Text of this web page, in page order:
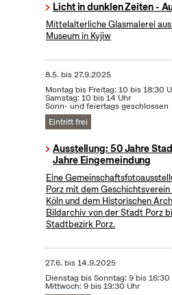
Licht in dunklen Zeiten -
Mittelalterliche Glasmalerei
Museum in Kyjiw
8.5. bis27.9.2025
Montag bis Freitag: 10 bis 18:30
Samstag: 10 bis 14 Uhr
Sonn- und feiertags geschlossen
Eintritt frei
Ausstellung: 50 Jahre
Jahre Eingemeindung
Eine
Porz mit dem
Köln und dem Historischen
Bildarchiv von der Stadt Porz
Stadtbezirk Porz.
27.6. bis14.9.2025
Dienstag bis Sonntag: 9 bis 16:30
Mittwoch: 9 bis 19:30 Uhr